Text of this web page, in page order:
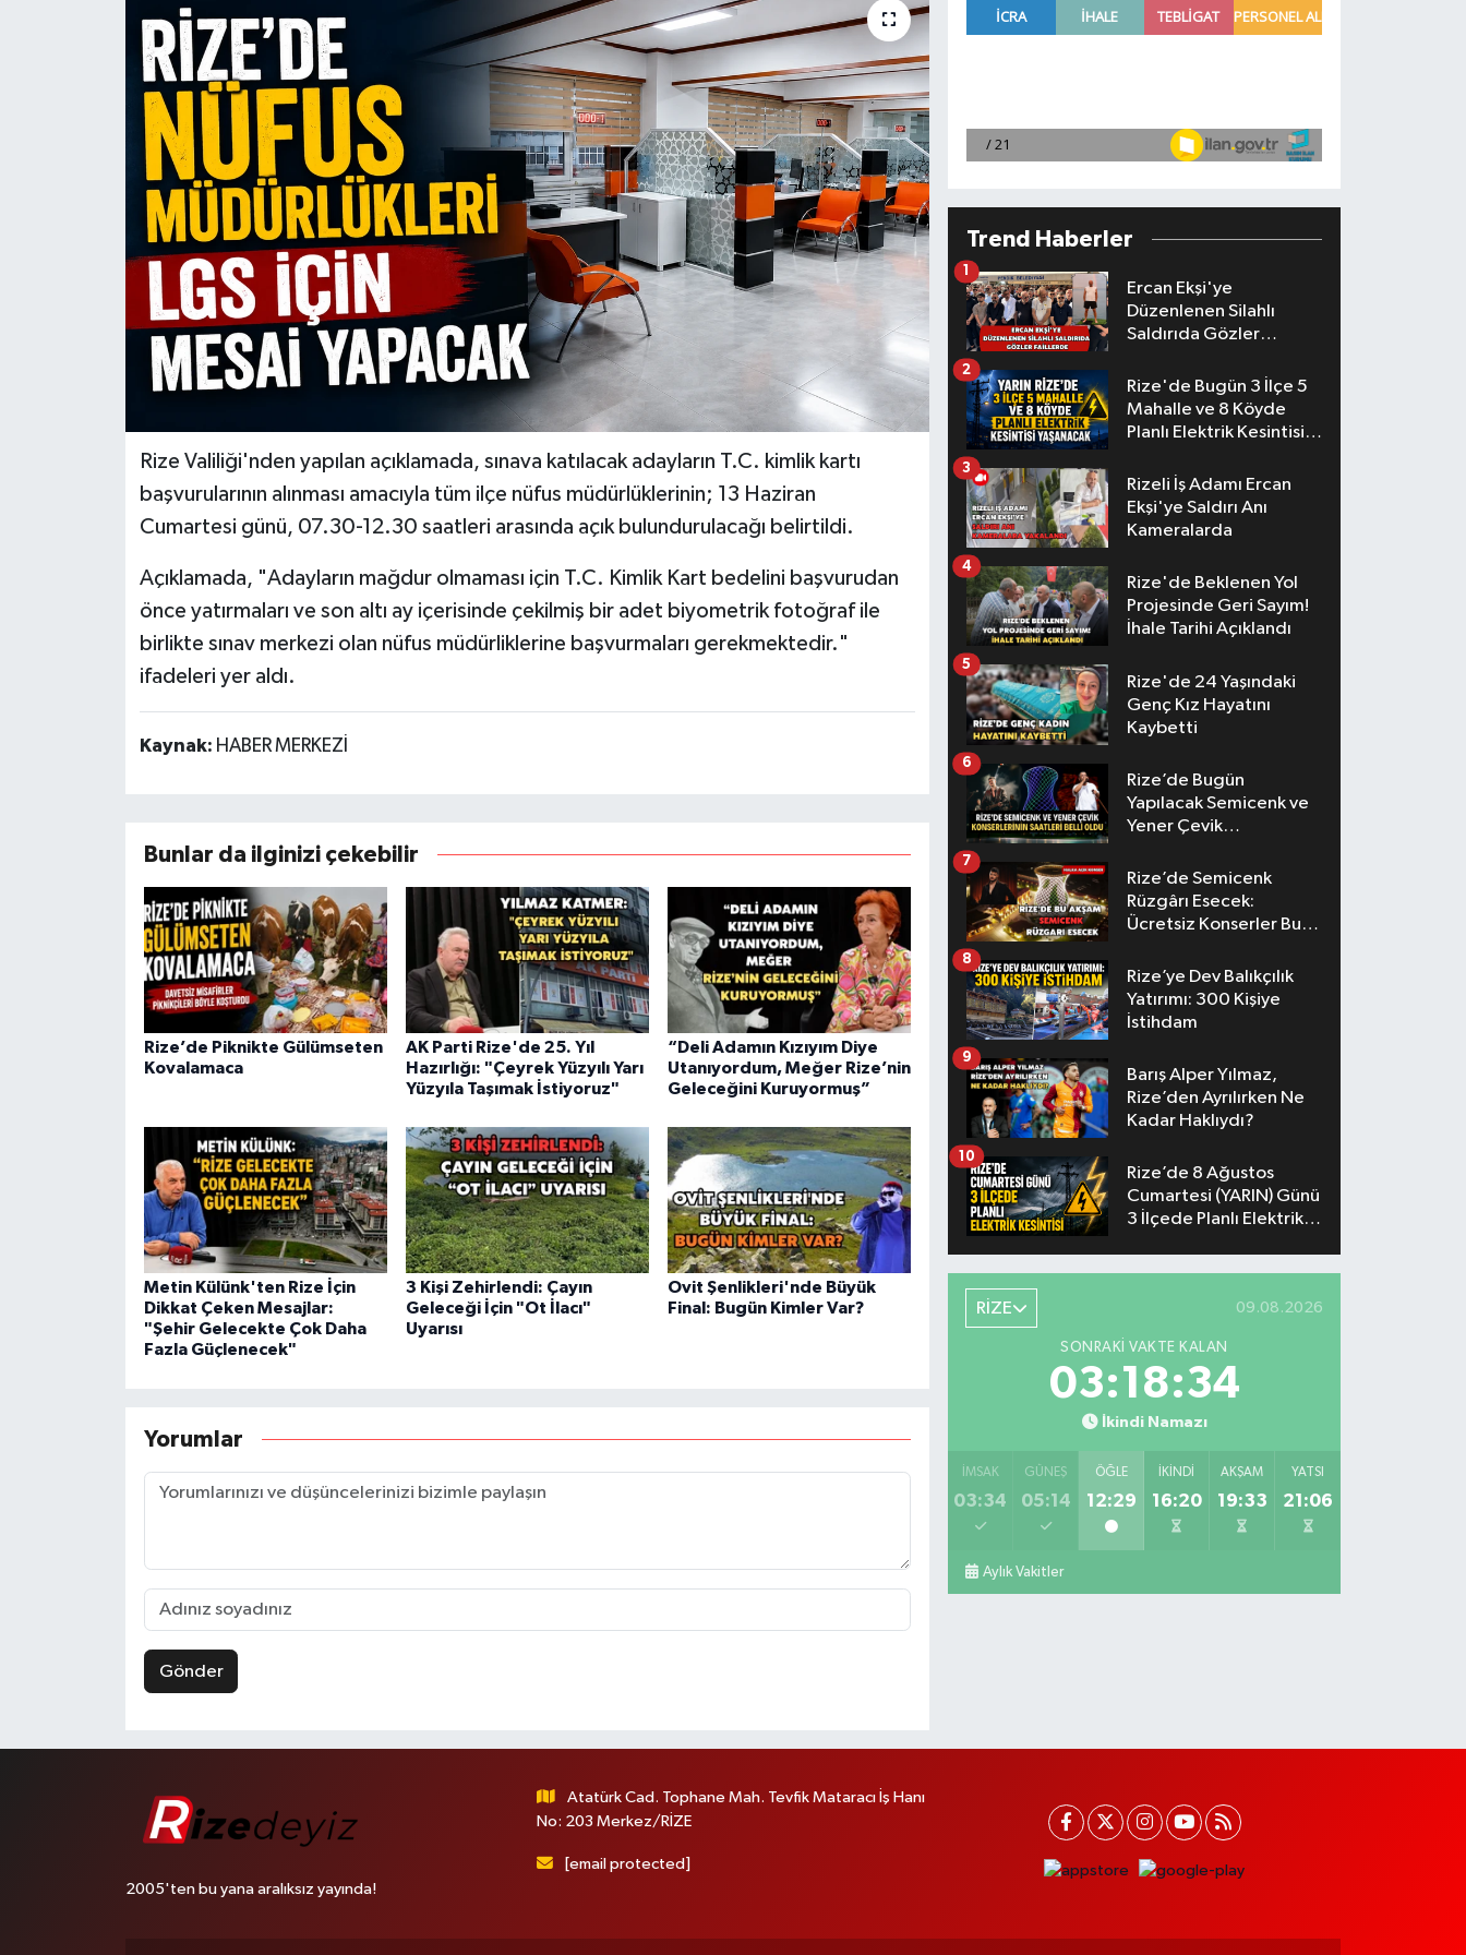
Rize Valiliği'nden yapılan açıklamada, sınava katılacak adayların T.C. kimlik kartı
başvurularının alınması amacıyla tüm ilçe nüfus müdürlüklerinin; 13 Haziran
Cumartesi günü, 07.30-12.30 saatleri arasında açık bulundurulacağı belirtildi.
Açıklamada, "Adayların mağdur olmaması için T.C. Kimlik Kart bedelini başvurudan
önce yatırmaları ve son altı ay içerisinde çekilmiş bir adet biyometrik fotoğraf ile
birlikte sınav merkezi olan nüfus müdürliklerine başvurmaları gerekmektedir."
ifadeleri yer aldı.
Kaynak: HABER MERKEZİ
Bunlar da ilginizi çekebilir
Rize’de Piknikte Gülümseten
Kovalamaca
AK Parti Rize'de 25. Yıl
Hazırlığı: "Çeyrek Yüzyılı Yarı
Yüzyıla Taşımak İstiyoruz"
“Deli Adamın Kızıyım Diye
Utanıyordum, Meğer Rize’nin
Geleceğini Kuruyormuş”
Metin Külünk'ten Rize İçin
Dikkat Çeken Mesajlar:
"Şehir Gelecekte Çok Daha
Fazla Güçlenecek"
3 Kişi Zehirlendi: Çayın
Geleceği İçin "Ot İlacı"
Uyarısı
Ovit Şenlikleri'nde Büyük
Final: Bugün Kimler Var?
Yorumlar
Gönder
Trend Haberler
Ercan Ekşi'ye
Düzenlenen Silahlı
Saldırıda Gözler
1
Rize'de Bugün 3 İlçe 5
Mahalle ve 8 Köyde
Planlı Elektrik Kesintisi
2
Rizeli İş Adamı Ercan
Ekşi'ye Saldırı Anı
Kameralarda
3
Rize'de Beklenen Yol
Projesinde Geri Sayım!
İhale Tarihi Açıklandı
4
Rize'de 24 Yaşındaki
Genç Kız Hayatını
Kaybetti
5
Rize’de Bugün
Yapılacak Semicenk ve
Yener Çevik
Belli Oldu
6
Rize’de Semicenk
Rüzgârı Esecek:
Ücretsiz Konserler Bu
7
Rize’ye Dev Balıkçılık
Yatırımı: 300 Kişiye
İstihdam
8
Barış Alper Yılmaz,
Rize’den Ayrılırken Ne
Kadar Haklıydı?
9
Rize’de 8 Ağustos
Cumartesi (YARIN) Günü
3 İlçede Planlı Elektrik
10
RİZE 09.08.2026
SONRAKI VAKTE KALAN
03:18:33
İkindi Namazı
İMSAK
03:34
GÜNEŞ
05:14
ÖĞLE
12:29
İKINDI
16:20
AKŞAM
19:33
YATSI
21:06
Aylık Vakitler
2005'ten bu yana aralıksız yayında!
Atatürk Cad. Tophane Mah. Tevfik Mataracı İş Hanı
No: 203 Merkez/RİZE
[email protected]